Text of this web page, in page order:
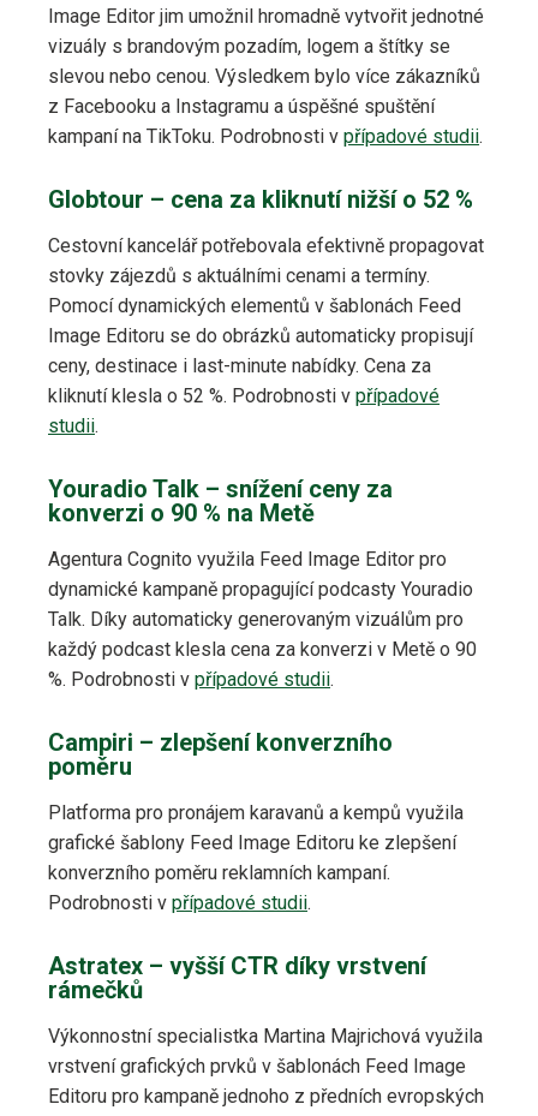
Image Editor jim umožnil hromadně vytvořit jednotné
vizuály s brandovým pozadím, logem a štítky se
slevou nebo cenou. Výsledkem bylo více zákazníků
z Facebooku a Instagramu a úspěšné spuštění
kampaní na TikToku. Podrobnosti v případové studii.
Globtour – cena za kliknutí nižší o 52 %
Cestovní kancelář potřebovala efektivně propagovat
stovky zájezdů s aktuálními cenami a termíny.
Pomocí dynamických elementů v šablonách Feed
Image Editoru se do obrázků automaticky propisují
ceny, destinace i last-minute nabídky. Cena za
kliknutí klesla o 52 %. Podrobnosti v případové
studii.
Youradio Talk – snížení ceny za
konverzi o 90 % na Metě
Agentura Cognito využila Feed Image Editor pro
dynamické kampaně propagující podcasty Youradio
Talk. Díky automaticky generovaným vizuálům pro
každý podcast klesla cena za konverzi v Metě o 90
%. Podrobnosti v případové studii.
Campiri – zlepšení konverzního
poměru
Platforma pro pronájem karavanů a kempů využila
grafické šablony Feed Image Editoru ke zlepšení
konverzního poměru reklamních kampaní.
Podrobnosti v případové studii.
Astratex – vyšší CTR díky vrstvení
rámečků
Výkonnostní specialistka Martina Majrichová využila
vrstvení grafických prvků v šablonách Feed Image
Editoru pro kampaně jednoho z předních evropských